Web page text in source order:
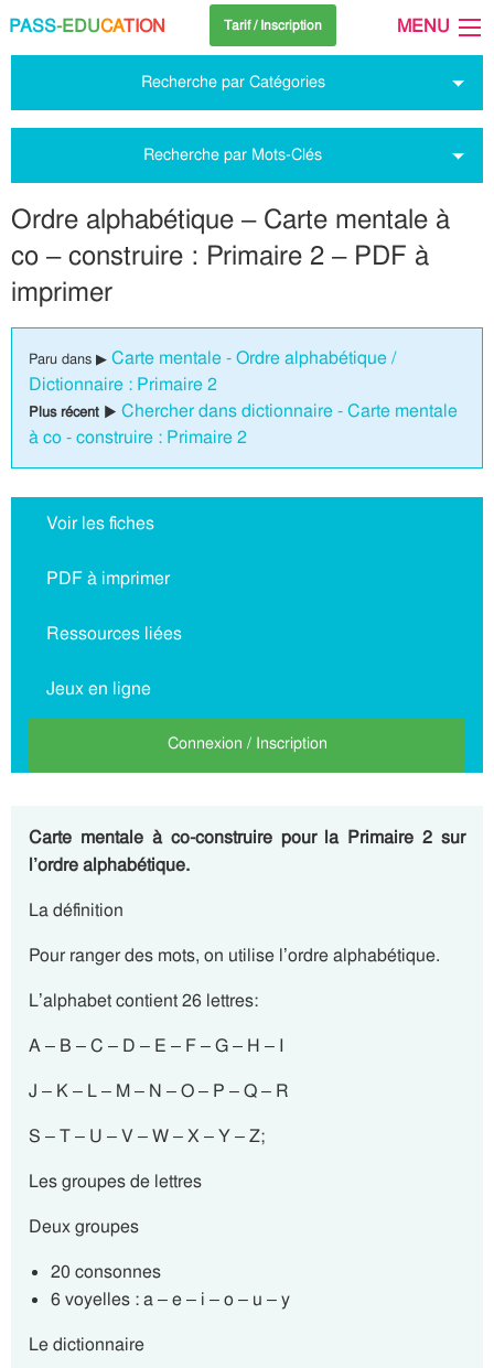
PASS-EDUCATION Tarif / Inscription MENU
Recherche par Catégories
Recherche par Mots-Clés
Ordre alphabétique – Carte mentale à
co – construire : Primaire 2 – PDF à
imprimer
Paru dans ▶ Carte mentale - Ordre alphabétique /
Dictionnaire : Primaire 2
Plus récent ▶ Chercher dans dictionnaire - Carte mentale
à co - construire : Primaire 2
Voir les fiches
PDF à imprimer
Ressources liées
Jeux en ligne
Connexion / Inscription
Carte mentale à co-construire pour la Primaire 2 sur
l’ordre alphabétique.
La définition
Pour ranger des mots, on utilise l’ordre alphabétique.
L’alphabet contient 26 lettres:
A – B – C – D – E – F – G – H – I
J – K – L – M – N – O – P – Q – R
S – T – U – V – W – X – Y – Z;
Les groupes de lettres
Deux groupes
20 consonnes
6 voyelles :a – e – i – o – u – y
Le dictionnaire